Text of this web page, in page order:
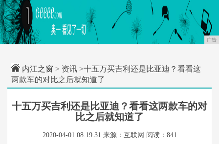
广告
内江之窗 > 资讯 >十五万买吉利还是比亚迪？看看这
两款车的对比之后就知道了
十五万买吉利还是比亚迪？看看这两款车的对
比之后就知道了
2020-04-01 08:19:31 来源：互联网 阅读：841